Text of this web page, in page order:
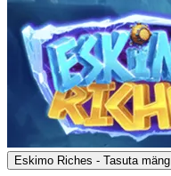
Eskimo Riches - Tasuta mäng